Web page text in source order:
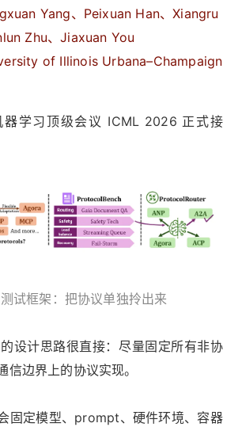
Yang、Peixuan Han、Xiangru
Zhu、Jiaxuan You
of Illinois Urbana–Champaign
器学习顶级会议 ICML 2026 正式接
试框架：把协议单独拎出来
设计思路很直接：尽量固定所有非协
信边界上的协议实现。
固定模型、prompt、硬件环境、容器